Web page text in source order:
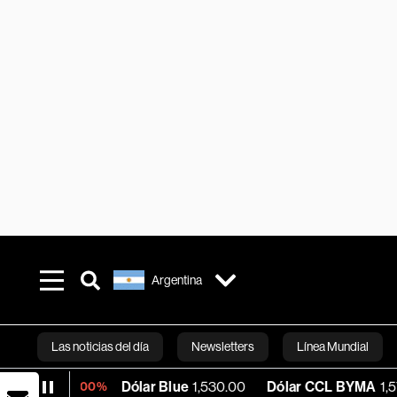
Argentina
Las noticias del día Newsletters Línea Mundial
Bloomberg
Dólar Blue 1,530.00 Dólar CCL BYMA 1,575.72